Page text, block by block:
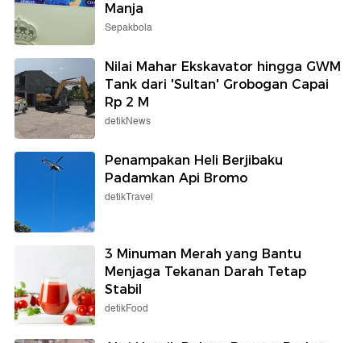
Manja
Sepakbola
Nilai Mahar Ekskavator hingga GWM
Tank dari 'Sultan' Grobogan Capai
Rp 2 M
detikNews
Penampakan Heli Berjibaku
Padamkan Api Bromo
detikTravel
3 Minuman Merah yang Bantu
Menjaga Tekanan Darah Tetap
Stabil
detikFood